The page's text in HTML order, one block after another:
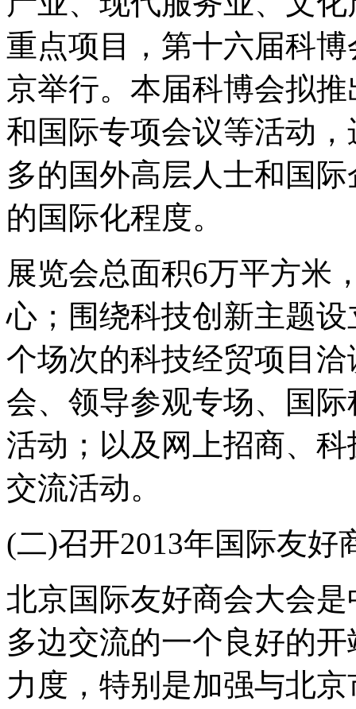
重点项目，第十六届科
京举行。本届科博会拟
和国际专项会议等活动
多的国外高层人士和国
的国际化程度。
展览会总面积6万平方米
心；围绕科技创新主题
个场次的科技经贸项目
会、领导参观专场、国
活动；以及网上招商、
交流活动。
(二)召开2013年国际友好
北京国际友好商会大会
多边交流的一个良好的
力度，特别是加强与北